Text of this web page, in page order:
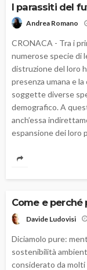
I parassiti del
Andrea Romano
CRONACA - Tra i
numerose specie di
distruzione del loro
presenza umana e
soggette diverse
demografico. A
anch’essa
espansione dei loro
Come e
Davide Ludovisi
Diciamolo pure:
sostenibilità
considerato da molti